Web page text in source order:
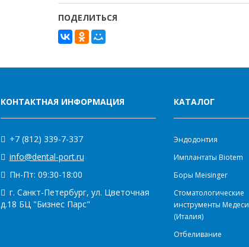
ПОДЕЛИТЬСЯ
КОНТАКТНАЯ ИНФОРМАЦИЯ
+7 (812) 339-7-337
info@dental-port.ru
Пн-Пт: 09:30-18:00
г. Санкт-Петербург, ул. Цветочная
д.18 БЦ "Бизнес Парс"
КАТАЛОГ
Эндодонтия
Имплантаты Biotem
Боры Meisinger
Стоматологические
инструменты Медеси
(Италия)
Отбеливание